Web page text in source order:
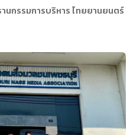
นกรรมการบริหาร ไทยยานยนตร์